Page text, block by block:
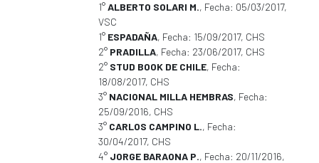
1°ALBERTO SOLARI M., Fecha: 05/03/2017,
VSC
1° ESPADAÑA, Fecha: 15/09/2017, CHS
2° PRADILLA, Fecha: 23/06/2017, CHS
2° STUD BOOK DE CHILE, Fecha:
18/08/2017, CHS
3° NACIONAL MILLA HEMBRAS, Fecha:
25/09/2016, CHS
3° CARLOS CAMPINO L., Fecha:
30/04/2017, CHS
4° JORGE BARAONA P., Fecha: 20/11/2016,